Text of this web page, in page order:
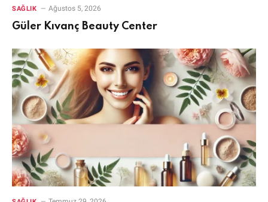
SAĞLIK Ağustos 5, 2026
Güler Kıvanç Beauty Center